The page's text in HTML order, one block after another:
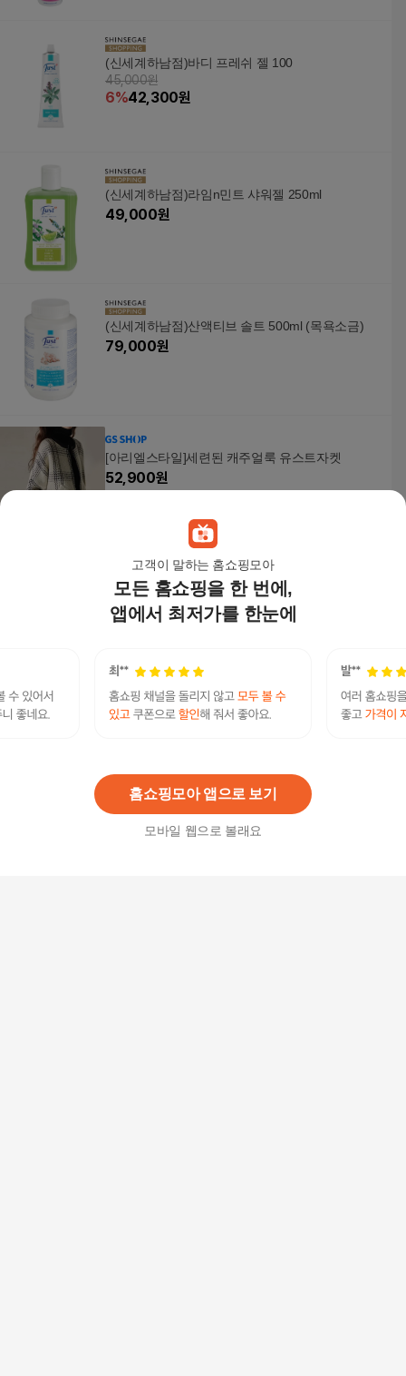
고객이 말하는 홈쇼핑모아
모든 홈쇼핑을 한 번에,
앱에서 최저가를 한눈에
홈쇼핑모아 앱으로 보기
모바일 웹으로 볼래요
(신세계하남점)바디 프레쉬 젤 100
45,000원
6%42,300원
(신세계하남점)라임n민트 샤워젤 250ml
49,000원
(신세계하남점)산액티브 솔트 500ml (목욕소금)
79,000원
[아리엘스타일]세련된 캐주얼룩 유스트자켓
52,900원
일리윤 프로바이오틱스 스킨배리어 젠틀클렌저
(여성청결제) 300ml
15,500 원
[애경] 럽센트 스크럽 바디워시 플라워마켓 화이트